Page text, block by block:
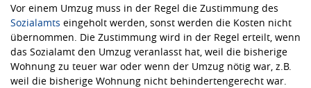
Vor einem Umzug muss in der Regel die Zustimmung des
Sozialamts eingeholt werden, sonst werden die Kosten nicht
übernommen. Die Zustimmung wird in der Regel erteilt, wenn
das Sozialamt den Umzug veranlasst hat, weil die bisherige
Wohnung zu teuer war oder wenn der Umzug nötig war, z.B.
weil die bisherige Wohnung nicht behindertengerecht war.